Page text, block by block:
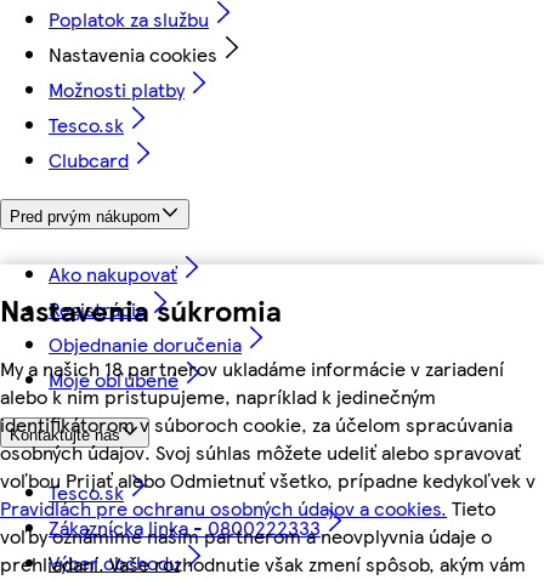
Nastavenia súkromia
My a našich 18 partnerov ukladáme informácie v zariadení
alebo k nim pristupujeme, napríklad k jedinečným
identifikátorom v súboroch cookie, za účelom spracúvania
osobných údajov. Svoj súhlas môžete udeliť alebo spravovať
voľbou Prijať alebo Odmietnuť všetko, prípadne kedykoľvek v
Pravidlách pre ochranu osobných údajov a cookies. Tieto
voľby oznámime našim partnerom a neovplyvnia údaje o
prehliadaní. Vaše rozhodnutie však zmení spôsob, akým vám
Poplatok za službu
Nastavenia cookies
Možnosti platby
Tesco.sk
Clubcard
Pred prvým nákupom
Ako nakupovať
Registrácia
Objednanie doručenia
Moje obľúbené
Kontaktujte nás
Tesco.sk
Zákaznícka linka - 0800222333
Výber obchodu